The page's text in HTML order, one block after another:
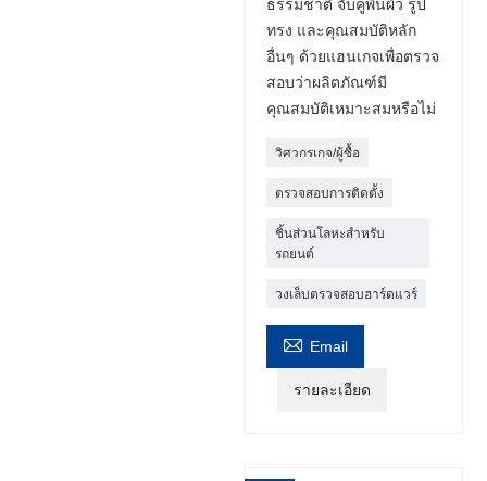
ธรรมชาติ จับคู่พื้นผิว รูป
ทรง และคุณสมบัติหลัก
อื่นๆ ด้วยแฮนเกจเพื่อตรวจ
สอบว่าผลิตภัณฑ์มี
คุณสมบัติเหมาะสมหรือไม่
วิศวกรเกจ/ผู้ซื้อ
ตรวจสอบการติดตั้ง
ชิ้นส่วนโลหะสำหรับ
รถยนต์
วงเล็บตรวจสอบฮาร์ดแวร์
 Email
รายละเอียด